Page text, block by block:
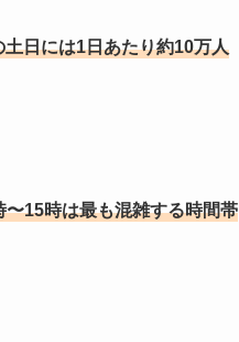
日には1日あたり約10万人
15時は最も混雑する時間帯